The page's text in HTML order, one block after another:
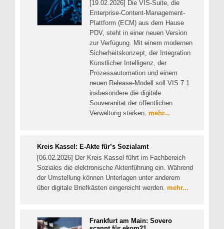
[19.02.2026] Die VIS-Suite, die
Enterprise-Content-Management-
Plattform (ECM) aus dem Hause
PDV, steht in einer neuen Version
zur Verfügung. Mit einem modernen
Sicherheitskonzept, der Integration
Künstlicher Intelligenz, der
Prozessautomation und einem
neuen Release-Modell soll VIS 7.1
insbesondere die digitale
Souveränität der öffentlichen
Verwaltung stärken. mehr...
Kreis Kassel: E-Akte für’s Sozialamt
[06.02.2026] Der Kreis Kassel führt im Fachbereich
Soziales die elektronische Aktenführung ein. Während
der Umstellung können Unterlagen unter anderem
über digitale Briefkästen eingereicht werden. mehr...
Frankfurt am Main: Sovero